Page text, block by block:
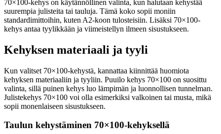
70×100-kehys on käytännöllinen valinta, kun halutaan kehystää
suurempia julisteita tai tauluja. Tämä koko sopii moniin
standardimittoihin, kuten A2-koon tulosteisiin. Lisäksi 70×100-
kehys antaa tyylikkään ja viimeistellyn ilmeen sisustukseen.
Kehyksen materiaali ja tyyli
Kun valitset 70×100-kehystä, kannattaa kiinnittää huomiota
kehyksen materiaaliin ja tyyliin. Puuilo kehys 70×100 on suosittu
valinta, sillä puinen kehys luo lämpimän ja luonnollisen tunnelman.
Julistekehys 70×100 voi olla esimerkiksi valkoinen tai musta, mikä
sopii monenlaiseen sisustukseen.
Taulun kehystäminen 70×100-kehyksellä